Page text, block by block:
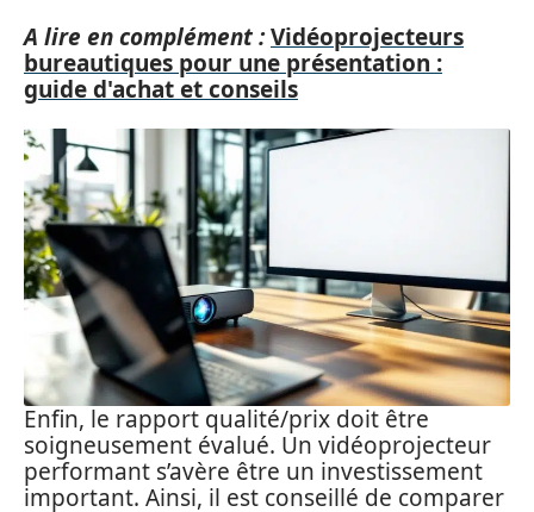
A lire en complément :Vidéoprojecteurs
bureautiques pour une présentation :
guide d'achat et conseils
Enfin, le rapport qualité/prix doit être
soigneusement évalué. Un vidéoprojecteur
performant s’avère être un investissement
important. Ainsi, il est conseillé de comparer